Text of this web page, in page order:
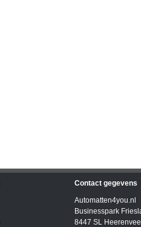
Contact gegevens
Automatten4you.nl
Businesspark
8447 SL